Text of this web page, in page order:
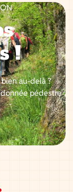
!
au-delà ?
pédestre